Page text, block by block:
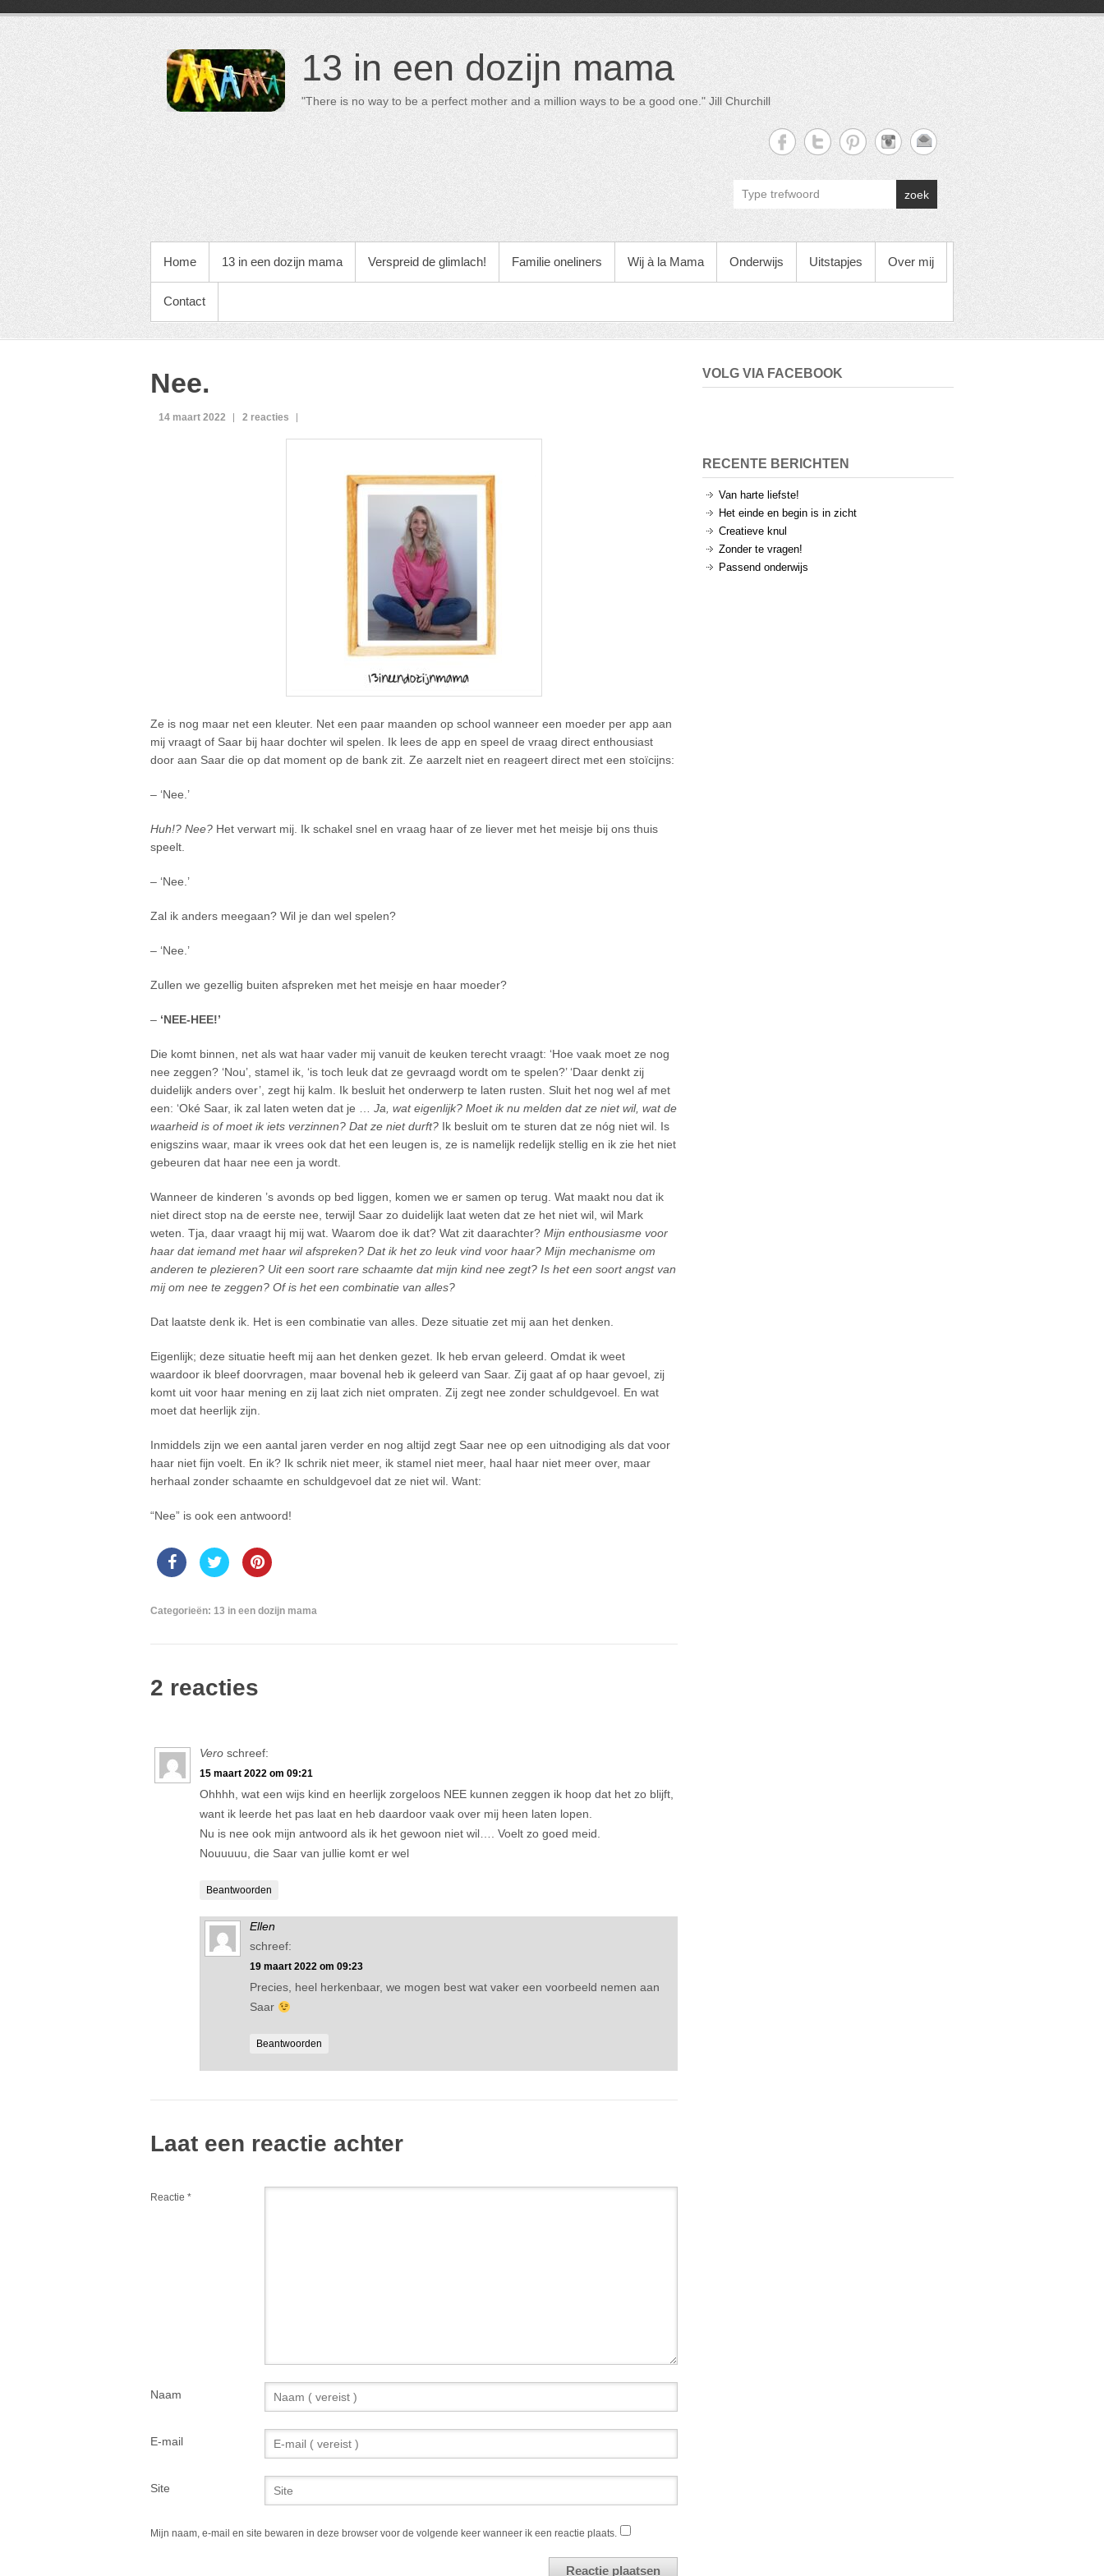
13 in een dozijn mama
"There is no way to be a perfect mother and a million ways to be a good one." Jill Churchill
zoek
PRIMAIR MENU
Home 13 in een dozijn mama Verspreid de glimlach! Familie oneliners Wij à la Mama Onderwijs Uitstapjes Over mij
Contact
Nee.
14 maart 2022 2 reacties
Ze is nog maar net een kleuter. Net een paar maanden op school wanneer een moeder per app aan
mij vraagt of Saar bij haar dochter wil spelen. Ik lees de app en speel de vraag direct enthousiast
door aan Saar die op dat moment op de bank zit. Ze aarzelt niet en reageert direct met een stoïcijns:
– ‘Nee.’
Huh!? Nee? Het verwart mij. Ik schakel snel en vraag haar of ze liever met het meisje bij ons thuis
speelt.
– ‘Nee.’
Zal ik anders meegaan? Wil je dan wel spelen?
– ‘Nee.’
Zullen we gezellig buiten afspreken met het meisje en haar moeder?
– ‘NEE-HEE!’
Die komt binnen, net als wat haar vader mij vanuit de keuken terecht vraagt: ‘Hoe vaak moet ze nog
nee zeggen? ‘Nou’, stamel ik, ‘is toch leuk dat ze gevraagd wordt om te spelen?’ ‘Daar denkt zij
duidelijk anders over’, zegt hij kalm. Ik besluit het onderwerp te laten rusten. Sluit het nog wel af met
een: ‘Oké Saar, ik zal laten weten dat je … Ja, wat eigenlijk? Moet ik nu melden dat ze niet wil, wat de
waarheid is of moet ik iets verzinnen? Dat ze niet durft? Ik besluit om te sturen dat ze nóg niet wil. Is
enigszins waar, maar ik vrees ook dat het een leugen is, ze is namelijk redelijk stellig en ik zie het niet
gebeuren dat haar nee een ja wordt.
Wanneer de kinderen ’s avonds op bed liggen, komen we er samen op terug. Wat maakt nou dat ik
niet direct stop na de eerste nee, terwijl Saar zo duidelijk laat weten dat ze het niet wil, wil Mark
weten. Tja, daar vraagt hij mij wat. Waarom doe ik dat? Wat zit daarachter? Mijn enthousiasme voor
haar dat iemand met haar wil afspreken? Dat ik het zo leuk vind voor haar? Mijn mechanisme om
anderen te plezieren? Uit een soort rare schaamte dat mijn kind nee zegt? Is het een soort angst van
mij om nee te zeggen? Of is het een combinatie van alles?
Dat laatste denk ik. Het is een combinatie van alles. Deze situatie zet mij aan het denken.
Eigenlijk; deze situatie heeft mij aan het denken gezet. Ik heb ervan geleerd. Omdat ik weet
waardoor ik bleef doorvragen, maar bovenal heb ik geleerd van Saar. Zij gaat af op haar gevoel, zij
komt uit voor haar mening en zij laat zich niet ompraten. Zij zegt nee zonder schuldgevoel. En wat
moet dat heerlijk zijn.
Inmiddels zijn we een aantal jaren verder en nog altijd zegt Saar nee op een uitnodiging als dat voor
haar niet fijn voelt. En ik? Ik schrik niet meer, ik stamel niet meer, haal haar niet meer over, maar
herhaal zonder schaamte en schuldgevoel dat ze niet wil. Want:
“Nee” is ook een antwoord!
Categorieën: 13 in een dozijn mama
2 reacties
Vero schreef:
15 maart 2022 om 09:21
Ohhhh, wat een wijs kind en heerlijk zorgeloos NEE kunnen zeggen ik hoop dat het zo blijft,
want ik leerde het pas laat en heb daardoor vaak over mij heen laten lopen.
Nu is nee ook mijn antwoord als ik het gewoon niet wil…. Voelt zo goed meid.
Nouuuuu, die Saar van jullie komt er wel
Beantwoorden
Ellen
schreef:
19 maart 2022 om 09:23
Precies, heel herkenbaar, we mogen best wat vaker een voorbeeld nemen aan
Saar
Beantwoorden
Laat een reactie achter
Reactie *
Naam
E-mail
Site
Mijn naam, e-mail en site bewaren in deze browser voor de volgende keer wanneer ik een reactie plaats.
VOLG VIA FACEBOOK
RECENTE BERICHTEN
Van harte liefste!
Het einde en begin is in zicht
Creatieve knul
Zonder te vragen!
Passend onderwijs